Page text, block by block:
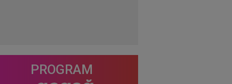
PROGRAM